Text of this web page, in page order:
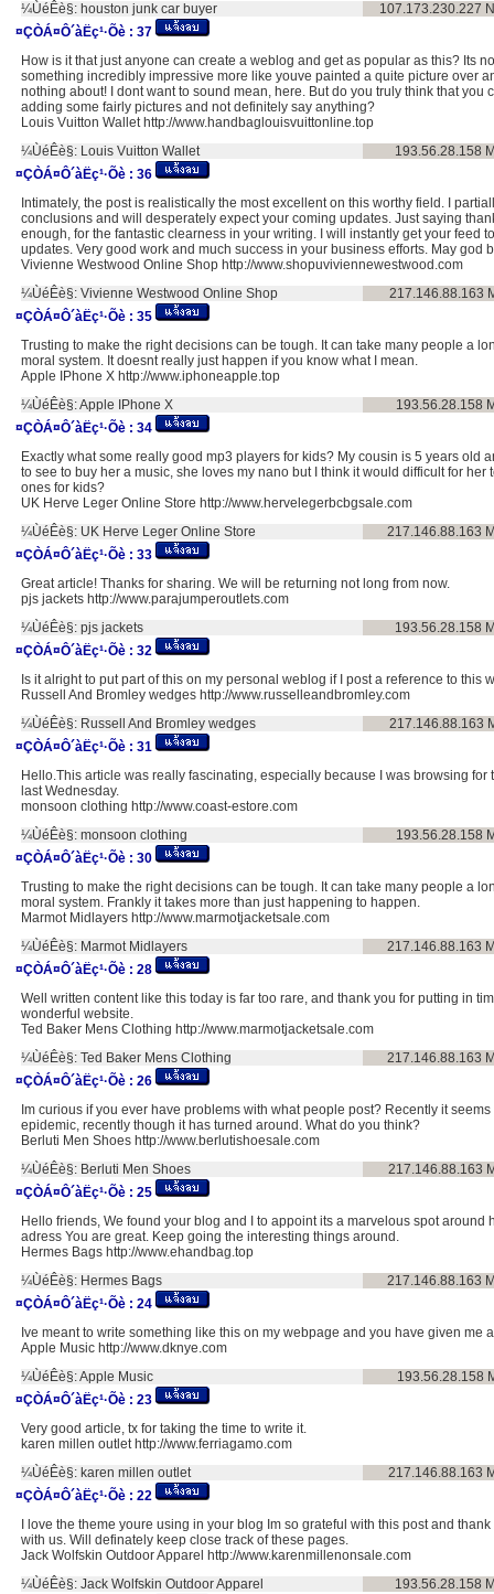
¼ÙéÊè§: houston junk car buyer 107.173.230.227
¤ÇÒÁ¤Ô´àËç¹·Õè : 37
How is it that just anyone can create a weblog and get as popular as this? Its
something incredibly impressive more like youve painted a quite picture over
nothing about! I dont want to sound mean, here. But do you truly think that you
adding some fairly pictures and not definitely say anything?
Louis Vuitton Wallet http://www.handbaglouisvuittonline.top
¼ÙéÊè§: Louis Vuitton Wallet 193.56.28.158
¤ÇÒÁ¤Ô´àËç¹·Õè : 36
Intimately, the post is realistically the most excellent on this worthy field. I
conclusions and will desperately expect your coming updates. Just saying
enough, for the fantastic clearness in your writing. I will instantly get your feed
updates. Very good work and much success in your business efforts. May god
Vivienne Westwood Online Shop http://www.shopuviviennewestwood.com
¼ÙéÊè§: Vivienne Westwood Online Shop 217.146.88.163
¤ÇÒÁ¤Ô´àËç¹·Õè : 35
Trusting to make the right decisions can be tough. It can take many people a
moral system. It doesnt really just happen if you know what I mean.
Apple IPhone X http://www.iphoneapple.top
¼ÙéÊè§:Apple IPhone X 193.56.28.158
¤ÇÒÁ¤Ô´àËç¹·Õè : 34
Exactly what some really good mp3 players for kids? My cousin is 5 years old
to see to buy her a music, she loves my nano but I think it would difficult for her
ones for kids?
UK Herve Leger Online Store http://www.hervelegerbcbgsale.com
¼ÙéÊè§: UK Herve Leger Online Store 217.146.88.163
¤ÇÒÁ¤Ô´àËç¹·Õè : 33
Great article! Thanks for sharing. We will be returning not long from now.
pjs jackets http://www.parajumperoutlets.com
¼ÙéÊè§: pjs jackets 193.56.28.158
¤ÇÒÁ¤Ô´àËç¹·Õè : 32
Is it alright to put part of this on my personal weblog if I post a reference to this
Russell And Bromley wedges http://www.russelleandbromley.com
¼ÙéÊè§: Russell And Bromley wedges 217.146.88.163
¤ÇÒÁ¤Ô´àËç¹·Õè : 31
Hello.This article was really fascinating, especially because I was browsing for
last Wednesday.
monsoon clothing http://www.coast-estore.com
¼ÙéÊè§: monsoon clothing 193.56.28.158
¤ÇÒÁ¤Ô´àËç¹·Õè : 30
Trusting to make the right decisions can be tough. It can take many people a
moral system. Frankly it takes more than just happening to happen.
Marmot Midlayers http://www.marmotjacketsale.com
¼ÙéÊè§: Marmot Midlayers 217.146.88.163
¤ÇÒÁ¤Ô´àËç¹·Õè : 28
Well written content like this today is far too rare, and thank you for putting in
wonderful website.
Ted Baker Mens Clothing http://www.marmotjacketsale.com
¼ÙéÊè§: Ted Baker Mens Clothing 217.146.88.163
¤ÇÒÁ¤Ô´àËç¹·Õè : 26
Im curious if you ever have problems with what people post? Recently it
epidemic, recently though it has turned around. What do you think?
Berluti Men Shoes http://www.berlutishoesale.com
¼ÙéÊè§: Berluti Men Shoes 217.146.88.163
¤ÇÒÁ¤Ô´àËç¹·Õè : 25
Hello friends, We found your blog and I to appoint its a marvelous spot around
adress You are great. Keep going the interesting things around.
Hermes Bags http://www.ehandbag.top
¼ÙéÊè§: Hermes Bags 217.146.88.163
¤ÇÒÁ¤Ô´àËç¹·Õè : 24
Ive meant to write something like this on my webpage and you have given me
Apple Music http://www.dknye.com
¼ÙéÊè§:Apple Music 193.56.28.158
¤ÇÒÁ¤Ô´àËç¹·Õè : 23
Very good article, tx for taking the time to write it.
karen millen outlet http://www.ferriagamo.com
¼ÙéÊè§: karen millen outlet 217.146.88.163
¤ÇÒÁ¤Ô´àËç¹·Õè : 22
I love the theme youre using in your blog Im so grateful with this post and
with us. Will definately keep close track of these pages.
Jack Wolfskin Outdoor Apparel http://www.karenmillenonsale.com
¼ÙéÊè§: Jack Wolfskin Outdoor Apparel 193.56.28.158